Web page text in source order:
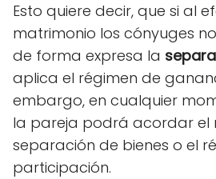
Esto quiere decir, que si al
matrimonio los cónyuges
de forma expresa la
aplica el régimen de
embargo, en cualquier
la pareja podrá acordar el
separación de bienes o el
participación.